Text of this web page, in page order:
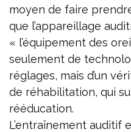
moyen de faire
que l’appareillage
« l’équipement des
seulement de
réglages, mais d’un
de réhabilitation, qui
rééducation.
L’entraînement auditif